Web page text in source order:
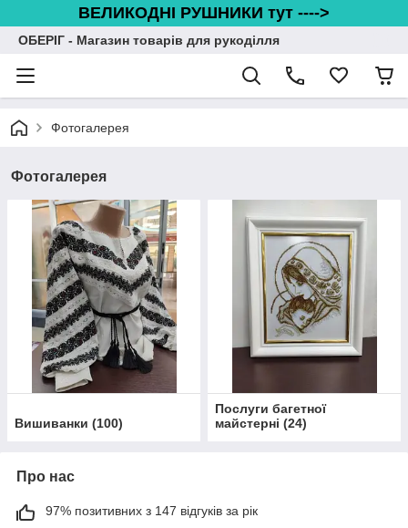
ВЕЛИКОДНІ РУШНИКИ тут ---->
ОБЕРІГ - Магазин товарів для рукоділля
Фотогалерея
Фотогалерея
Вишиванки (100)
Послуги багетної
майстерні (24)
Про нас
97% позитивних з 147 відгуків за рік